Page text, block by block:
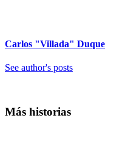
Carlos "Villada" Duque
See author's posts
Más historias